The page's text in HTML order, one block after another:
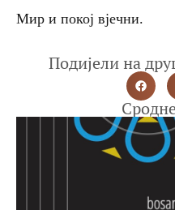
Мир и покој вјечни.
Подијели на